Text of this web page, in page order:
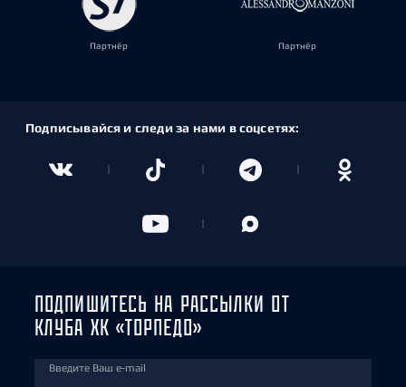
Партнёр Партнёр
Подписывайся и следи за нами в соцсетях:
ПОДПИШИТЕСЬ НА РАССЫЛКИ ОТ
КЛУБА ХК «ТОРПЕДО»
Введите Ваш e-mail